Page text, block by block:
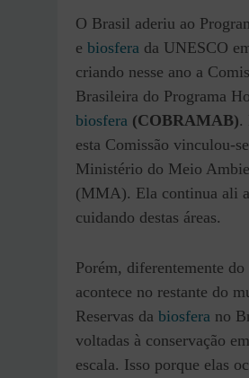
O Brasil aderiu ao
e biosfera da UNESCO
criando nesse ano a
Brasileira do Programa
biosfera (COBRAMAB).
esta Comissão vinculou-
Ministério do Meio
(MMA). Ela continua ali
cuidando destas áreas.
Porém, diferentemente do
acontece no restante do
Reservas da biosfera no
voltadas à conservação
escala. Isso porque elas